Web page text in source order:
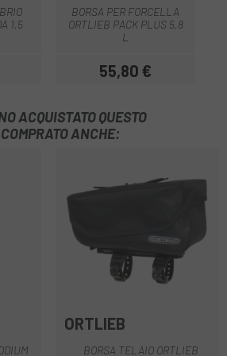
1,5
BORSA PER FORCELLA
ORTLIEB PACK PLUS 5,8
L
Prezzo
55,80 €
ACQUISTATO QUESTO
ANCHE:
ORTLIEB
BORSA TELAIO ORTLIEB